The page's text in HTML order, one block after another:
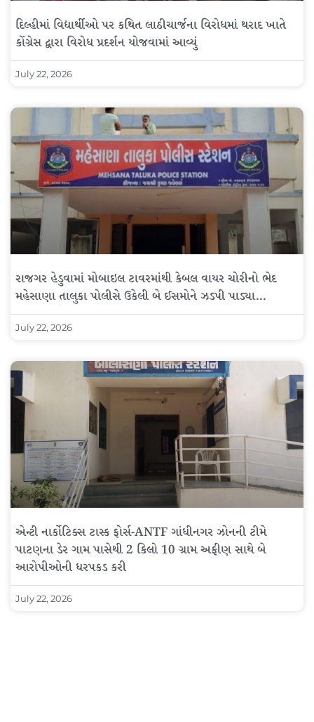
દિલ્હીમાં વિદ્યાર્થીઓ પર કથિત લાઠીચાર્જના વિરોધમાં થરાદ ખાતે
કોંગ્રેસ દ્વારા વિરોધ પ્રદર્શન યોજવામાં આવ્યું
July 22, 2026
રાજગર હેડુવામાં મોબાઇલ ટાવરમાંથી કેબલ વાયર ચોરીનો ભેદ
મહેસાણા તાલુકા પોલીસે ઉકેલી બે ઈસમોને ઝડપી પાડ્યા…
July 22, 2026
એન્ટી નાર્કોટિક્સ ટાસ્ક ફોર્સ-ANTF ગાંધીનગર ઝોનની ટીમે
પાટણના ડેર ગામ પાસેથી 2 કિલો 10 ગ્રામ અફીણ સાથે બે
આરોપીઓની ધરપકડ કરી
July 22, 2026